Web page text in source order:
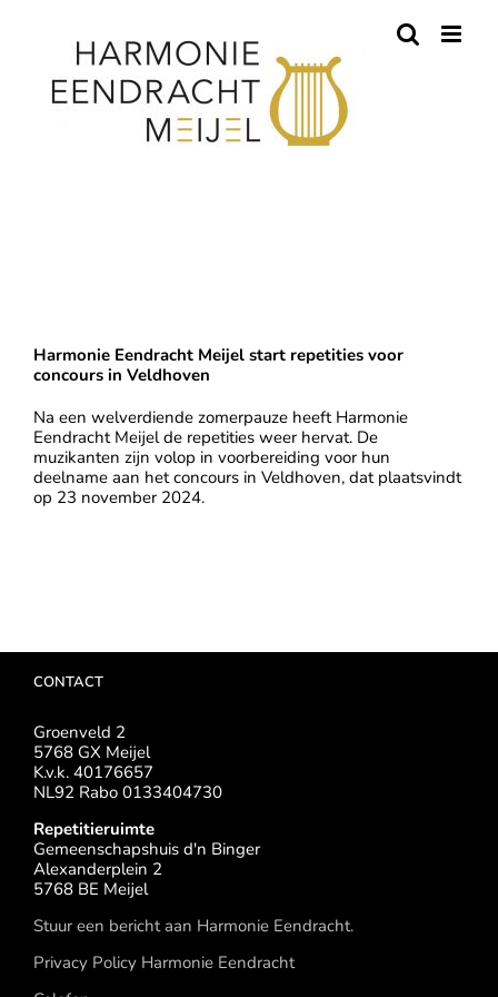
Harmonie Eendracht Meijel start repetities voor
concours in Veldhoven
Na een welverdiende zomerpauze heeft Harmonie
Eendracht Meijel de repetities weer hervat. De
muzikanten zijn volop in voorbereiding voor hun
deelname aan het concours in Veldhoven, dat plaatsvindt
op 23 november 2024.
CONTACT
Groenveld 2
5768 GX Meijel
K.v.k. 40176657
NL92 Rabo 0133404730
Repetitieruimte
Gemeenschapshuis d'n Binger
Alexanderplein 2
5768 BE Meijel
Stuur een bericht aan Harmonie Eendracht.
Privacy Policy Harmonie Eendracht